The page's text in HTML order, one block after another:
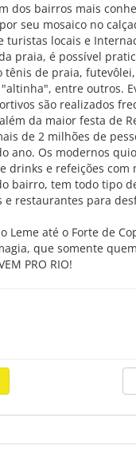
dos bairros mais
seu mosaico no
turistas locais e
praia, é possível
tênis de praia,
entre outros.
são realizados
da maior festa de
de 2 milhões de
ano. Os modernos
drinks e refeições com
bairro, tem todo tipo
e restaurantes para
Leme até o Forte de
que somente
PRO RIO!